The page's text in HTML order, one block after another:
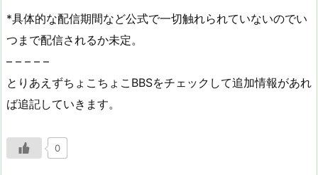
*具体的な配信期間など公式で一切触れられていないのでい
つまで配信されるか未定。
– – – – –
とりあえずちょこちょこBBSをチェックして追加情報があれ
ば追記していきます。
0